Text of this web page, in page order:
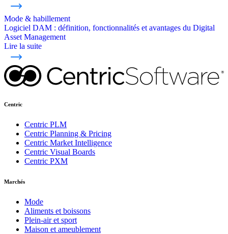
Mode & habillement
Logiciel DAM : définition, fonctionnalités et avantages du Digital
Asset Management
Lire la suite
Centric
Centric PLM
Centric Planning & Pricing
Centric Market Intelligence
Centric Visual Boards
Centric PXM
Marchés
Mode
Aliments et boissons
Plein-air et sport
Maison et ameublement